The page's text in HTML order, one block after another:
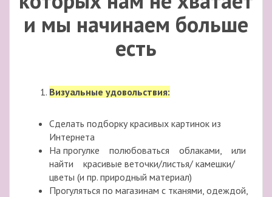
и мы начинаем больше
есть
Визуальные удовольствия:
Сделать подборку красивых картинок из
Интернета
На прогулке полюбоваться облаками, или
найти красивые веточки/листья/ камешки/
цветы (и пр. природный материал)
Прогуляться по магазинам с тканями, одеждой,